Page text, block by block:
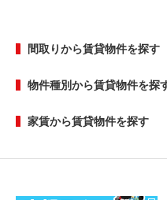
間取りから賃貸物件を探す
物件種別から賃貸物件を探
家賃から賃貸物件を探す